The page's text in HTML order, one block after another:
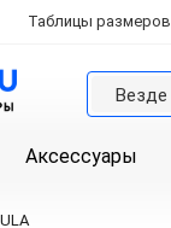
Таблицы размеров
Везде
Аксессуары